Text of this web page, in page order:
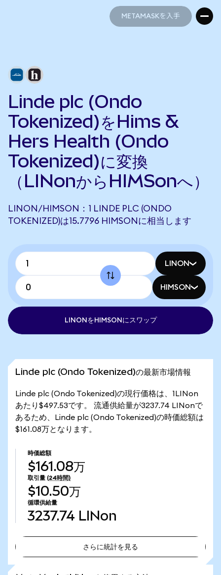
METAMASKを入手
Linde plc (Ondo
Tokenized)をHims &
Hers Health (Ondo
Tokenized)に変換
（LINonからHIMSonへ）
LINON/HIMSON：1 LINDE PLC (ONDO
TOKENIZED)は15.7796 HIMSONに相当します
LINON
HIMSON
LINONをHIMSONにスワップ
Linde plc (Ondo Tokenized)の最新市場情報
Linde plc (Ondo Tokenized)の現行価格は、1LINon
あたり$497.53です。 流通供給量が3237.74 LINonで
あるため、Linde plc (Ondo Tokenized)の時価総額は
$161.08万となります。
時価総額
$161.08万
取引量 (24時間)
$10.50万
循環供給量
3237.74 LINon
さらに統計を見る